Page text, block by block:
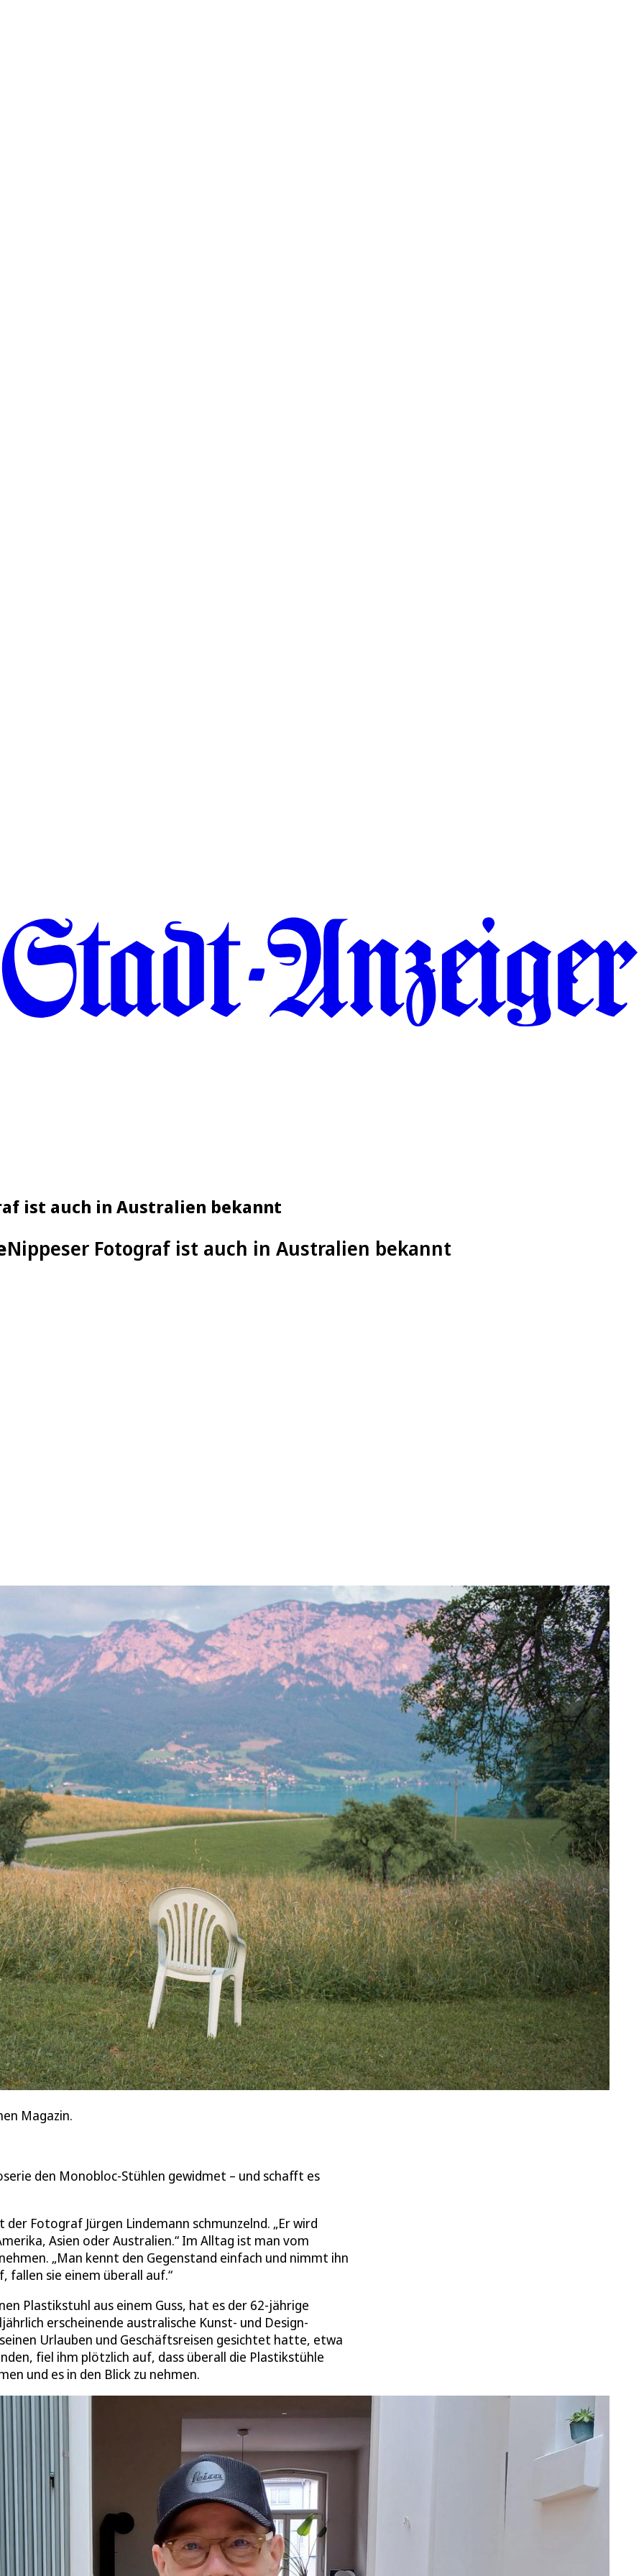
ist auch in Australien bekannt
Nippeser Fotograf ist auch in Australien bekannt
Magazin.
den Monobloc-Stühlen gewidmet – und schafft es
Fotograf Jürgen Lindemann schmunzelnd. „Er wird
Asien oder Australien.“ Im Alltag ist man vom
„Man kennt den Gegenstand einfach und nimmt ihn
fallen sie einem überall auf.“
Plastikstuhl aus einem Guss, hat es der 62-jährige
erscheinende australische Kunst- und Design-
Urlauben und Geschäftsreisen gesichtet hatte, etwa
fiel ihm plötzlich auf, dass überall die Plastikstühle
und es in den Blick zu nehmen.